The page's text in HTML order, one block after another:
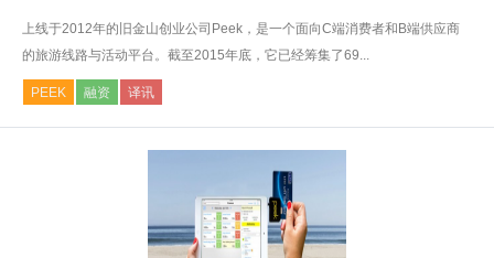
上线于2012年的旧金山创业公司Peek，是一个面向C端消费者和B端供应商
的旅游线路与活动平台。截至2015年底，它已经筹集了69...
PEEK 融资 译讯